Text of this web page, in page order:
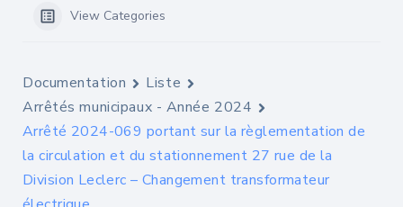
View Categories
Documentation
Liste
Arrêtés municipaux - Année 2024
Arrêté 2024-069 portant sur la règlementation de
la circulation et du stationnement 27 rue de la
Division Leclerc – Changement transformateur